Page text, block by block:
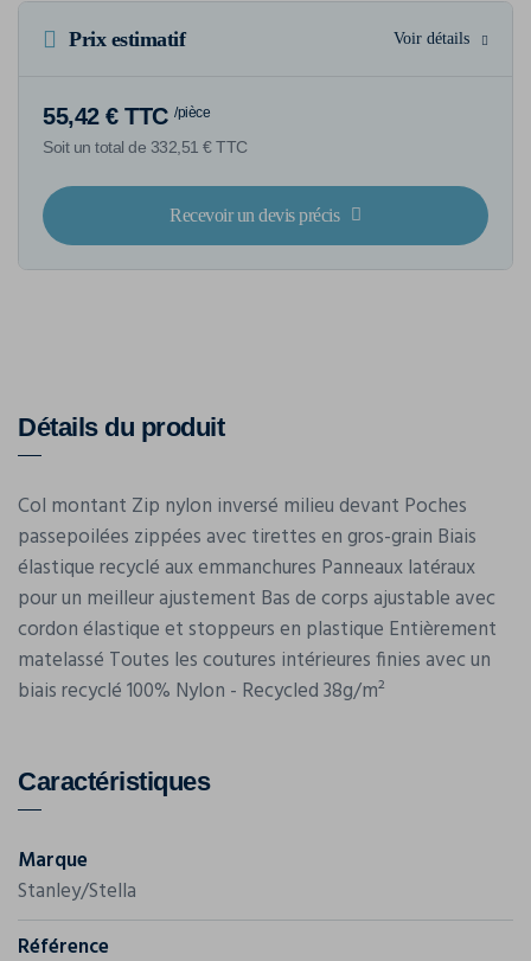
Prix estimatif Voir détails
55,42 € TTC /pièce
Soit un total de 332,51 € TTC
Recevoir un devis précis
Détails du produit
Col montant Zip nylon inversé milieu devant Poches
passepoilées zippées avec tirettes en gros-grain Biais
élastique recyclé aux emmanchures Panneaux latéraux
pour un meilleur ajustement Bas de corps ajustable avec
cordon élastique et stoppeurs en plastique Entièrement
matelassé Toutes les coutures intérieures finies avec un
biais recyclé 100% Nylon - Recycled 38g/m²
Caractéristiques
Marque
Stanley/Stella
Référence